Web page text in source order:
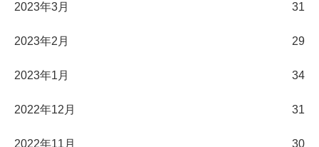
2023年3月 31
2023年2月 29
2023年1月 34
2022年12月 31
2022年11月 30